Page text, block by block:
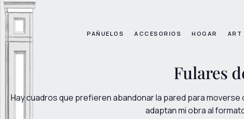
PAÑUELOS ACCESORIOS HOGAR ART
Fulares
Hay cuadros que prefieren abandonar la pared para
adaptan mi obra al